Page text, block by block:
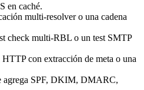
en caché.
multi-resolver o una cadena
check multi-RBL o un test SMTP
con extracción de meta o una
agrega SPF, DKIM, DMARC,